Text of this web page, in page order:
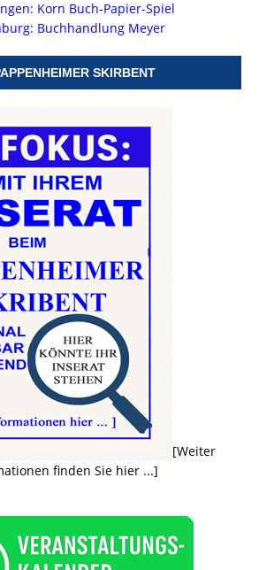
Korn Buch-Papier-Spiel
Buchhandlung Meyer
SKIRBENT
[Weiter
finden Sie hier ...]